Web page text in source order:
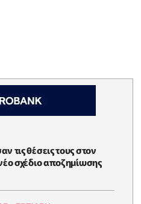
τις θέσεις τους στον
σχέδιο αποζημίωσης